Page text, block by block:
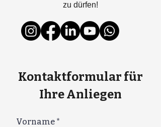
zu dürfen!
Kontaktformular für
Ihre Anliegen
Vorname